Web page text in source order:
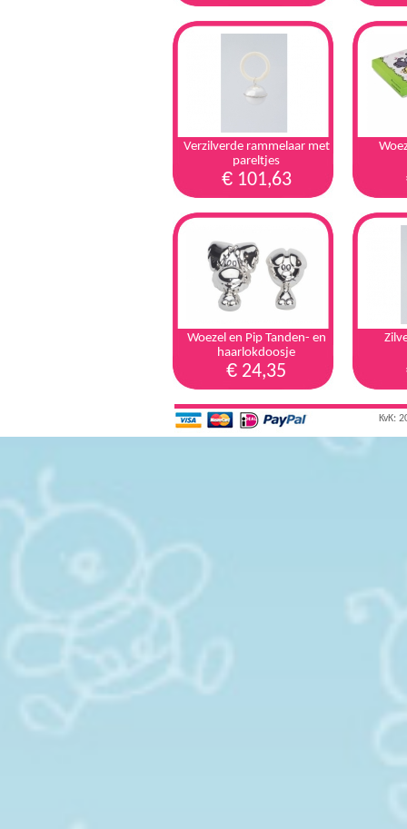
Verzilverde rammelaar met
pareltjes
€101,63
Woezel en Pip Tanden- en
haarlokdoosje
€ 24,35
KvK: